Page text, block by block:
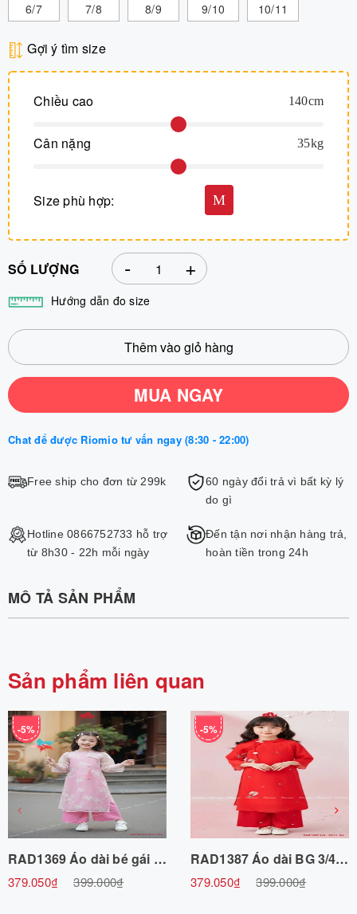
6/7 7/8 8/9 9/10 10/11
Gợi ý tìm size
Chiều cao 140cm
Cân nặng 35kg
Size phù hợp: M
SỐ LƯỢNG +
-
Hướng dẫn đo size
Thêm vào giỏ hàng
MUA NGAY
Chat để được Riomio tư vấn ngay (8:30 - 22:00)
Free ship cho đơn từ 299k
60 ngày đổi trả vì bất kỳ lý
do gì
Hotline 0866752733 hỗ trợ
từ 8h30 - 22h mỗi ngày
Đến tận nơi nhận hàng trả,
hoàn tiền trong 24h
MÔ TẢ SẢN PHẨM
Sản phẩm liên quan
-5%
RAD1369 Áo dài bé gái 3/4-10/11 R8
379.050₫ 399.000₫
-5%
RAD1387 Áo dài BG 3/4-10/11 R8
379.050₫ 399.000₫